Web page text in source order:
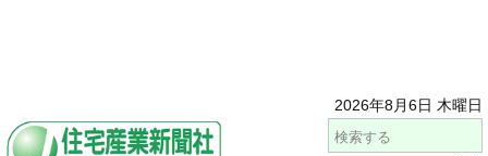
2026年8月6日 木曜日